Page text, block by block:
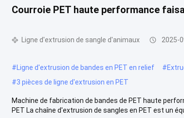
Courroie PET haute performance
Ligne d'extrusion de sangle d'animaux 2025-
#Ligne d'extrusion de bandes en PET en relief #
#3 pièces de ligne d'extrusion en PET
Machine de fabrication de bandes de PET haute
PET La chaîne d'extrusion de sangles en PET est un